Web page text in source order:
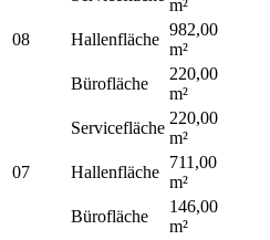
m²
08 Hallenfläche
982,00
m²
Bürofläche
220,00
m²
Servicefläche
220,00
m²
07 Hallenfläche
711,00
m²
Bürofläche
146,00
m²